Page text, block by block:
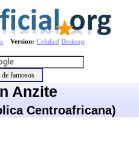
Version: Celular| Desktop
Anzite
Centroafricana)